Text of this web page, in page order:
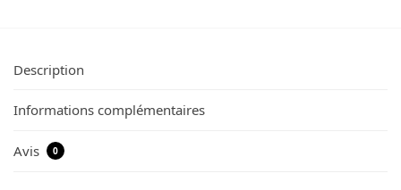
Description
Informations complémentaires
Avis 0